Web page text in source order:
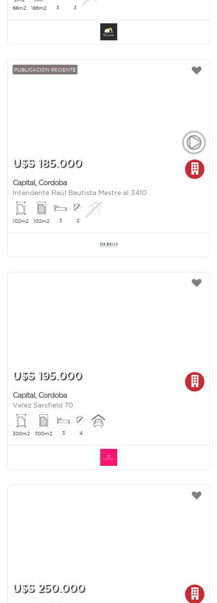
68m2 186m2 3 3
PUBLICACIÓN RECIENTE
U$S 185.000
Capital, Cordoba
Intendente Raúl Bautista Mestre al 3410
102m2 102m2 3 2
U$S 195.000
Capital, Cordoba
Velez Sarsfield 70
300m2 300m2 3 4
U$S 250.000